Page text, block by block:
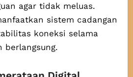
agar tidak meluas.
sistem cadangan
koneksi selama
berlangsung.